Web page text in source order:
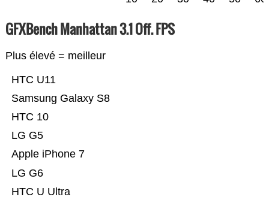
GFXBench Manhattan 3.1 Off. FPS
Plus élevé = meilleur
HTC U Ultra
LG G6
Apple iPhone 7
LG G5
HTC 10
Samsung Galaxy S8
HTC U11